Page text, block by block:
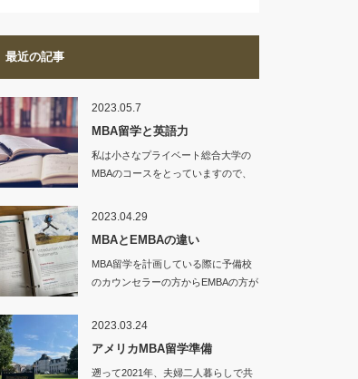
最近の記事
2023.05.7
MBA留学と英語力
私は小さなプライベート総合大学の
MBAのコースをとっていますので、
2023.04.29
MBAとEMBAの違い
MBA留学を計画している際に予備校
のカウンセラーの方からEMBAの方が
2023.03.24
アメリカMBA留学準備
遡って2021年、夫婦二人暮らしで共